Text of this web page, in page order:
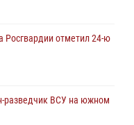
«Прогуляемся по
огонь Победы»
память генерала
Росгвардии отметил 24-ю
разведчик ВСУ на южном